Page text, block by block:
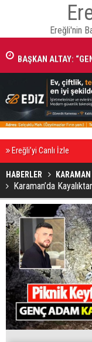
Ereğli'nin
BAŞKAN ALTAY:
YAZ AYLARINI
Ereğli’yi Canlı İzle
HABERLER KARAMAN
Karaman’da